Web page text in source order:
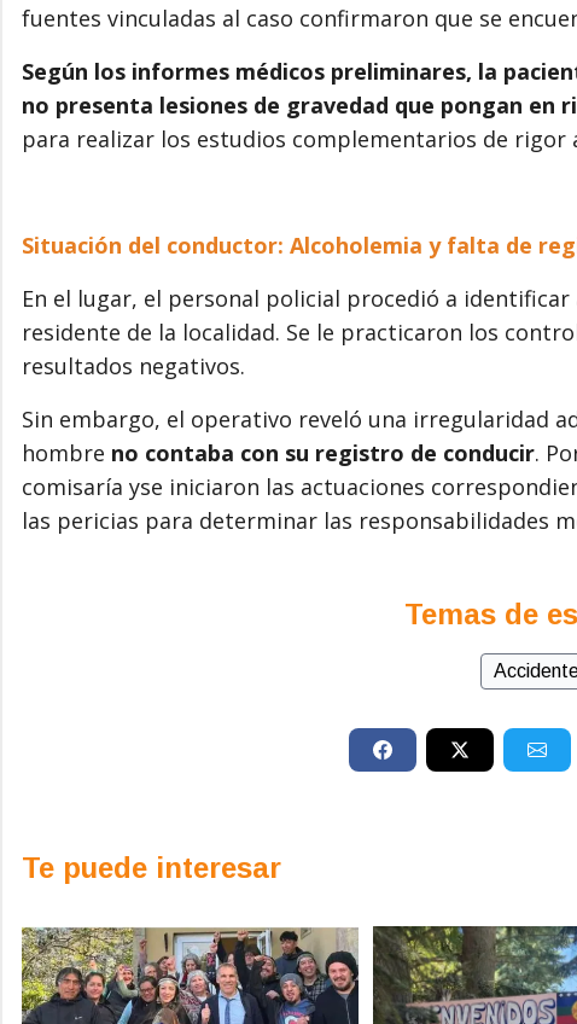
fuentes vinculadas al caso confirmaron que se
Según los informes médicos preliminares, la
no presenta lesiones de gravedad que pongan en
para realizar los estudios complementarios de rigor
Situación del conductor: Alcoholemia y falta de
En el lugar, el personal policial procedió a
residente de la localidad. Se le practicaron los
resultados negativos.
Sin embargo, el operativo reveló una irregularidad
hombre no contaba con su registro de conducir.
comisaría yse iniciaron las actuaciones
las pericias para determinar las responsabilidades
Temas de
Te puede interesar